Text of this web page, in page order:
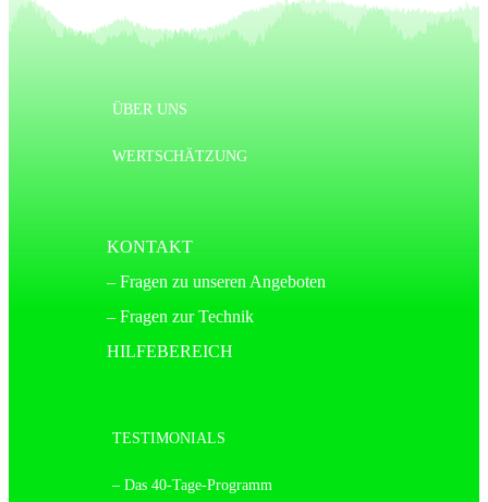
ÜBER UNS
WERTSCHÄTZUNG
KONTAKT
– Fragen zu unseren Angeboten
– Fragen zur Technik
HILFEBEREICH
TESTIMONIALS
– Das 40-Tage-Programm